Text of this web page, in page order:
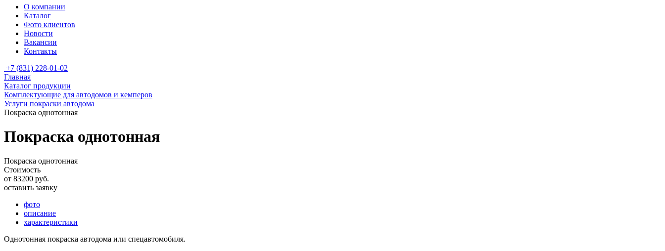
О компании
Каталог
Фото клиентов
Новости
Вакансии
Контакты
+7 (831) 228-01-02
Главная
Каталог продукции
Комплектующие для автодомов и кемперов
Услуги покраски автодома
Покраска однотонная
Покраска однотонная
Покраска однотонная
Стоимость
от 83200 руб.
оставить заявку
фото
описание
характеристики
Однотонная покраска автодома или спецавтомобиля.